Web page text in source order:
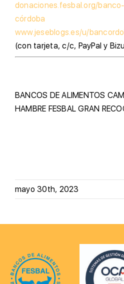
donaciones.fesbal.org/
córdoba
www.jeseblogs.es/u/
(con tarjeta, c/c, PayPal y
BANCOS DE ALIMENTOS
HAMBRE FESBAL GRAN
mayo 30th, 2023